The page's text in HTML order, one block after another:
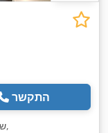
התקשר
,